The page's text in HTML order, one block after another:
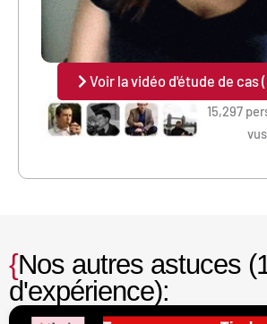
Voir la vidéo d'étude de cas
15,297
{Nos autres astuces
d'expérience):